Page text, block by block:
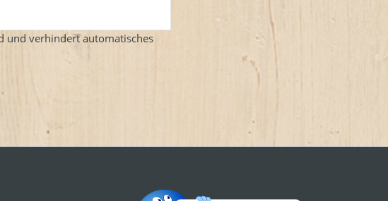
und verhindert automatisches